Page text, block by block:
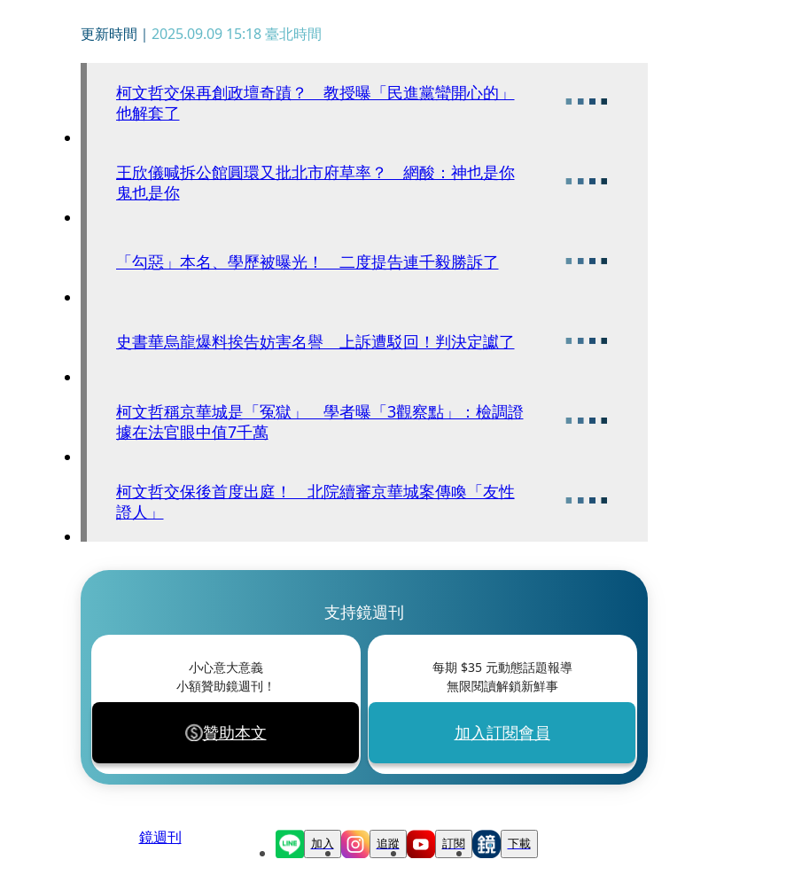
更新時間｜ 2025.09.09 15:18臺北時間
柯文哲交保再創政壇奇蹟？ 教授曝「民進黨蠻開心的」
他解套了
王欣儀喊拆公館圓環又批北市府草率？ 網酸：神也是你
鬼也是你
「勾惡」本名、學歷被曝光！ 二度提告連千毅勝訴了
史書華烏龍爆料挨告妨害名譽 上訴遭駁回！判決定讞了
柯文哲稱京華城是「冤獄」 學者曝「3觀察點」：檢調證
據在法官眼中值7千萬
柯文哲交保後首度出庭！ 北院續審京華城案傳喚「友性
證人」
支持鏡週刊
小心意大意義
小額贊助鏡週刊！
贊助本文
每期 $35元動態話題報導
無限閱讀解鎖新鮮事
加入訂閱會員
鏡週刊 加入 追蹤 訂閱 下載